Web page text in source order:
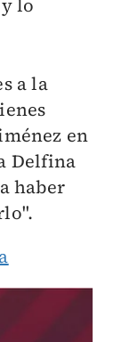
lo
a la
en
Delfina
haber